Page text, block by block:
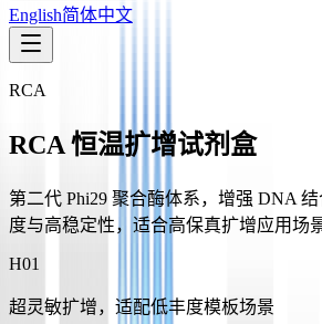
English简体中文
RCA
RCA 恒温扩增试剂盒
第二代 Phi29 聚合酶体系，增强 DNA
度与高稳定性，适合高保真扩增应用场景
H01
超灵敏扩增，适配低丰度模板场景